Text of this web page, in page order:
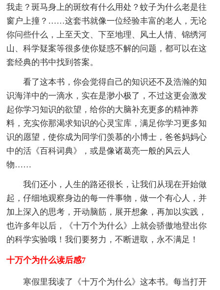
我走？斑马身上的斑纹有什么用处？蚊子为什么老是往
窗户上撞？……这套书就像一位经验丰富的老人，无论
你问些什么，上至天文、下至地理、风土人情、锦绣河
山、科学疑案等很多使你疑惑不解的问题，都可以在这
套经典的书中找到答案。
看了这本书，你会觉得自己的知识还不及浩瀚的知
识海洋中的一滴水，实在是渺小极了，不过这更会激发
起你学习知识的欲望，给你的大脑补充更多的精神养
料，充实你那渴求知识的心灵宝库，满足你学习更多知
识的愿望，使你成为同学们羡慕的小博士，爸爸妈妈心
中的活《百科词典》，或是像诸葛亮一般的风云人
物……
我们还小，人生的路还很长，让我们从现在开始做
起，仔细地观察身边的每一件事物，做一个有心人，并
加上深入的思考，开动脑筋，展开想象，再加以实践，
也许多年以后，《十万个为什么》上就会骄傲地登出你
的科学实验哦！我们要努力，不断进取，永不满足！
十万个为什么读后感7
寒假里我读了《十万个为什么》这本书。每当打开